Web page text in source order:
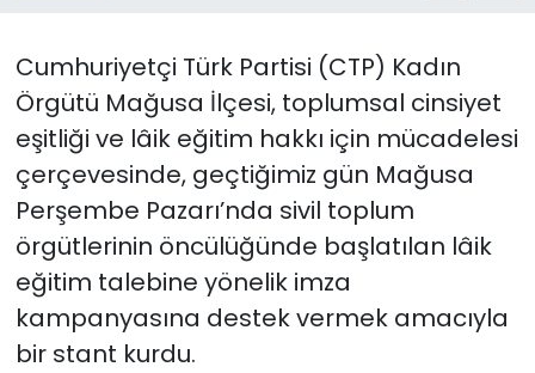
Cumhuriyetçi Türk Partisi (CTP) Kadın
Örgütü Mağusa İlçesi, toplumsal cinsiyet
eşitliği ve lâik eğitim hakkı için mücadelesi
çerçevesinde, geçtiğimiz gün Mağusa
Perşembe Pazarı’nda sivil toplum
örgütlerinin öncülüğünde başlatılan lâik
eğitim talebine yönelik imza
kampanyasına destek vermek amacıyla
bir stant kurdu.
Teknoloji
TÜRKiYE
Video Galeri
YAŞAM
Yazarlar